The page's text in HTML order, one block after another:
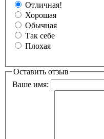
Отличная!
Хорошая
Обычная
Так себе
Плохая
Оставить отзыв
Ваше имя: